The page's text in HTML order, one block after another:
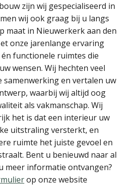
zijn wij gespecialiseerd in
wij ook graag bij u langs
maat in Nieuwerkerk aan den
onze jarenlange ervaring
functionele ruimtes die
wensen. Wij hechten veel
samenwerking en vertalen uw
waarbij wij altijd oog
als vakmanschap. Wij
het is dat een interieur uw
uitstraling versterkt, en
ruimte het juiste gevoel en
Bent u benieuwd naar al
meer informatie ontvangen?
op onze website